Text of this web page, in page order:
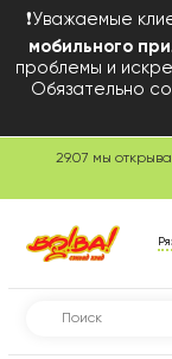
❗Уважаемые
мобильного
проблемы и
Обязательно
29.07 мы